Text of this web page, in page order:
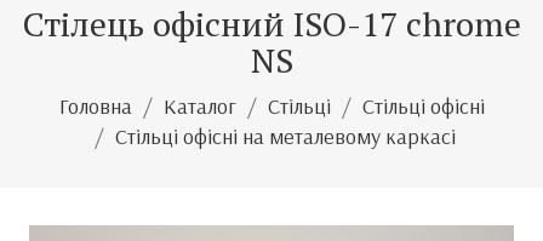
Стілець офісний ISO-17 chrome
NS
Головна Каталог Стільці
Стільці офісні
Стільці офісні на металевому каркасі